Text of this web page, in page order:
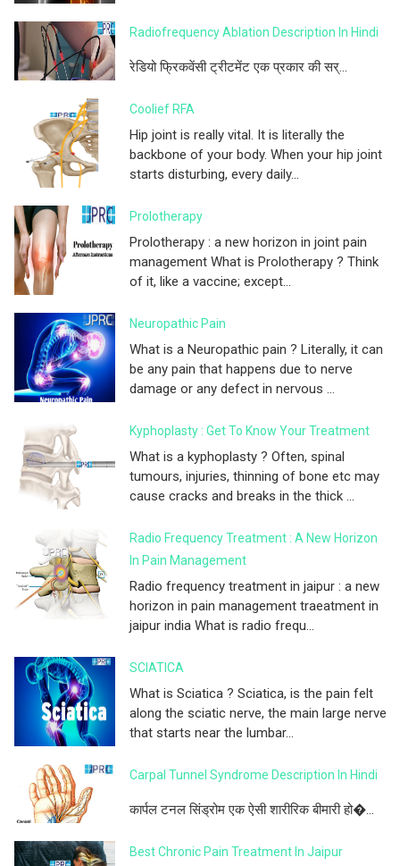
Radiofrequency Ablation Description In Hindi
रेडियो फ्रिकवेंसी ट्रीटमेंट एक प्रकार की सर्...
Coolief RFA
Hip joint is really vital. It is literally the
backbone of your body. When your hip joint
starts disturbing, every daily...
Prolotherapy
Prolotherapy : a new horizon in joint pain
management What is Prolotherapy ? Think
of it, like a vaccine; except...
Neuropathic Pain
What is a Neuropathic pain ? Literally, it can
be any pain that happens due to nerve
damage or any defect in nervous ...
Kyphoplasty : Get To Know Your Treatment
What is a kyphoplasty ? Often, spinal
tumours, injuries, thinning of bone etc may
cause cracks and breaks in the thick ...
Radio Frequency Treatment : A New Horizon
In Pain Management
Radio frequency treatment in jaipur : a new
horizon in pain management traeatment in
jaipur india What is radio frequ...
SCIATICA
What is Sciatica ? Sciatica, is the pain felt
along the sciatic nerve, the main large nerve
that starts near the lumbar...
Carpal Tunnel Syndrome Description In Hindi
कार्पल टनल सिंड्रोम एक ऐसी शारीरिक बीमारी हो�...
Best Chronic Pain Treatment In Jaipur